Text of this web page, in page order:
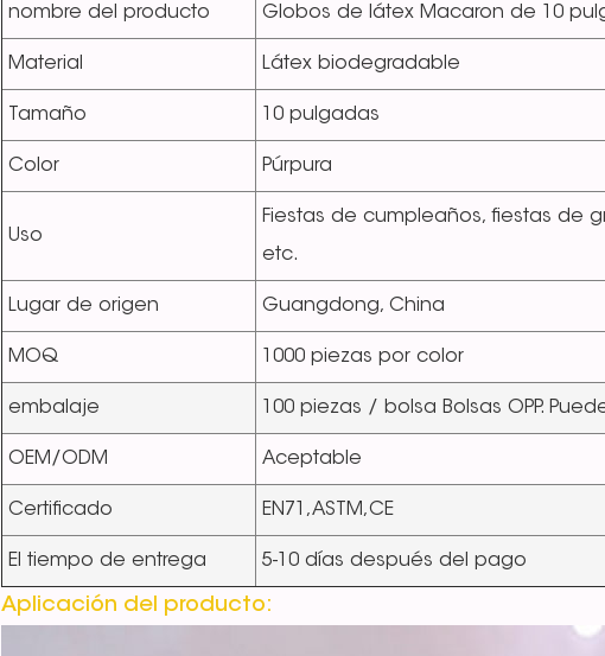
nombre del producto Globos de látex Macaron de 10
Material Látex biodegradable
Tamaño 10 pulgadas
Color Púrpura
Uso
Fiestas de cumpleaños, fiestas de
etc.
Lugar de origen Guangdong, China
MOQ 1000 piezas por color
embalaje 100 piezas / bolsa Bolsas OPP.
OEM/ODM Aceptable
Certificado EN71,ASTM,CE
El tiempo de entrega 5-10 días después del pago
Aplicación del producto: